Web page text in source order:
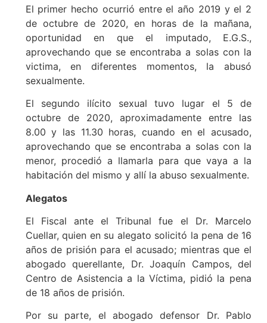
El primer hecho ocurrió entre el año 2019 y el 2
de octubre de 2020, en horas de la mañana,
oportunidad en que el imputado, E.G.S.,
aprovechando que se encontraba a solas con la
victima, en diferentes momentos, la abusó
sexualmente.
El segundo ilícito sexual tuvo lugar el 5 de
octubre de 2020, aproximadamente entre las
8.00 y las 11.30 horas, cuando en el acusado,
aprovechando que se encontraba a solas con la
menor, procedió a llamarla para que vaya a la
habitación del mismo y allí la abuso sexualmente.
Alegatos
El Fiscal ante el Tribunal fue el Dr. Marcelo
Cuellar, quien en su alegato solicitó la pena de 16
años de prisión para el acusado; mientras que el
abogado querellante, Dr. Joaquín Campos, del
Centro de Asistencia a la Víctima, pidió la pena
de 18 años de prisión.
Por su parte, el abogado defensor Dr. Pablo